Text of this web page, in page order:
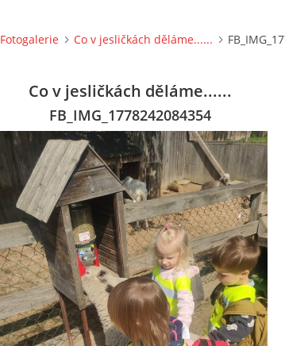
Fotogalerie Co v jesličkách děláme......
Co v jesličkách děláme......
FB_IMG_1778242084354